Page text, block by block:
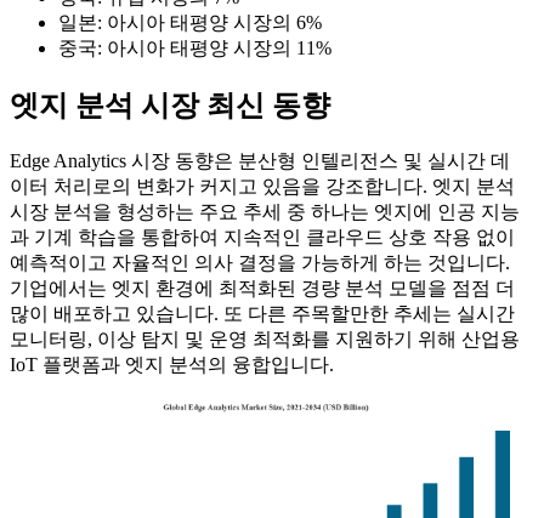
일본: 아시아 태평양 시장의 6%
중국: 아시아 태평양 시장의 11%
엣지 분석 시장 최신 동향
Edge Analytics 시장 동향은 분산형 인텔리전스 및 실시간 데
이터 처리로의 변화가 커지고 있음을 강조합니다. 엣지 분석
시장 분석을 형성하는 주요 추세 중 하나는 엣지에 인공 지능
과 기계 학습을 통합하여 지속적인 클라우드 상호 작용 없이
예측적이고 자율적인 의사 결정을 가능하게 하는 것입니다.
기업에서는 엣지 환경에 최적화된 경량 분석 모델을 점점 더
많이 배포하고 있습니다. 또 다른 주목할만한 추세는 실시간
모니터링, 이상 탐지 및 운영 최적화를 지원하기 위해 산업용
IoT 플랫폼과 엣지 분석의 융합입니다.